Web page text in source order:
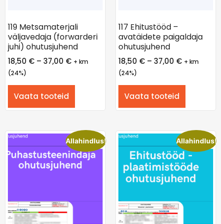
119 Metsamaterjali
väljavedaja (forwarderi
juhi) ohutusjuhend
18,50 € – 37,00 € + km
(24%)
Vaata tooteid
117 Ehitustööd –
avatäidete paigaldaja
ohutusjuhend
18,50 € – 37,00 € + km
(24%)
Vaata tooteid
Allahindlus! Allahindlus!